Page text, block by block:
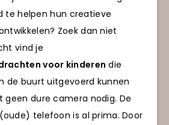
te helpen hun creatieve
Zoek dan niet
vind je
voor kinderen die
de buurt uitgevoerd kunnen
geen dure camera nodig. De
telefoon is al prima. Door